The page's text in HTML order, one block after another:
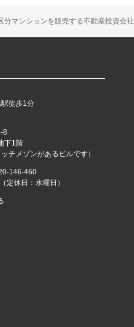
分マンションを販売する不動産投資会社
徒歩1分
8
下1階
チメゾンがあるビルです）
146-460
定休日：水曜日）